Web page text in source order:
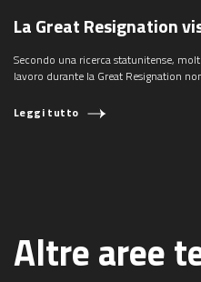
La Great Resignation
Secondo una ricerca statunitense,
lavoro durante la Great Resignation
Leggi tutto
Altre aree